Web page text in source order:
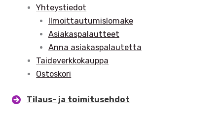
Yhteystiedot
Ilmoittautumislomake
Asiakaspalautteet
Anna asiakaspalautetta
Taideverkkokauppa
Ostoskori
Tilaus- ja toimitusehdot